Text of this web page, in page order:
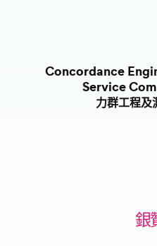
Concordance
Service
力群工程及
銀